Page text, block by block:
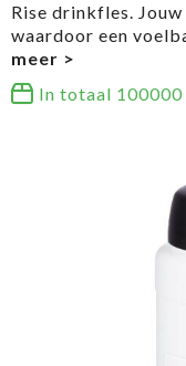
Sport
Rise drinkfles.
waardoor een
In totaal 100000